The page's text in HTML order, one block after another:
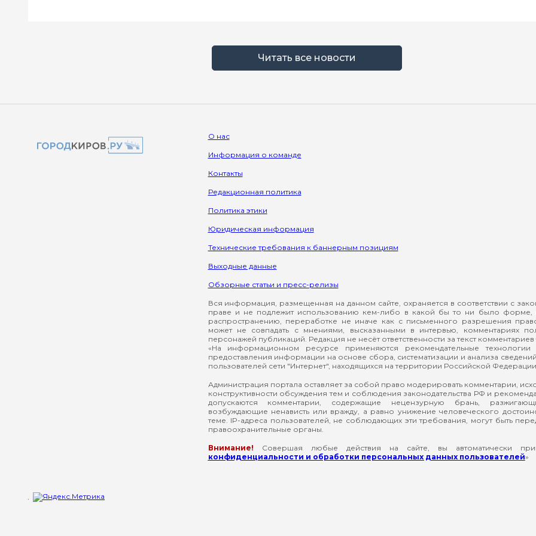
Читать все новости
О нас
Информация о команде
Контакты
Редакционная политика
Политика этики
Юридическая информация
Технические требования к баннерным позициям
Выходные данные
Обзорные статьи и пресс-релизы
Вся информация, размещенная на данном сайте, охраняется в соответствии с
праве и не подлежит использованию кем-либо в какой бы то ни было форме,
распространению, переработке не иначе как с письменного разрешения
может не совпадать с мнениями, высказанными в интервью, комментариях
персонажей публикаций. Редакция не несёт ответственности за текст комментариев
«На информационном ресурсе применяются рекомендательные технологии
предоставления информации на основе сбора, систематизации и анализа
пользователей сети "Интернет", находящихся на территории Российской
Администрация портала оставляет за собой право модерировать комментарии,
конструктивности обсуждения тем и соблюдения законодательства РФ и
допускаются комментарии, содержащие нецензурную брань,
возбуждающие ненависть или вражду, а равно унижение человеческого
теме. IP-адреса пользователей, не соблюдающих эти требования, могут быть
правоохранительные органы.
Внимание! Совершая любые действия на сайте, вы автоматически
конфиденциальности и обработки персональных данных пользователей»